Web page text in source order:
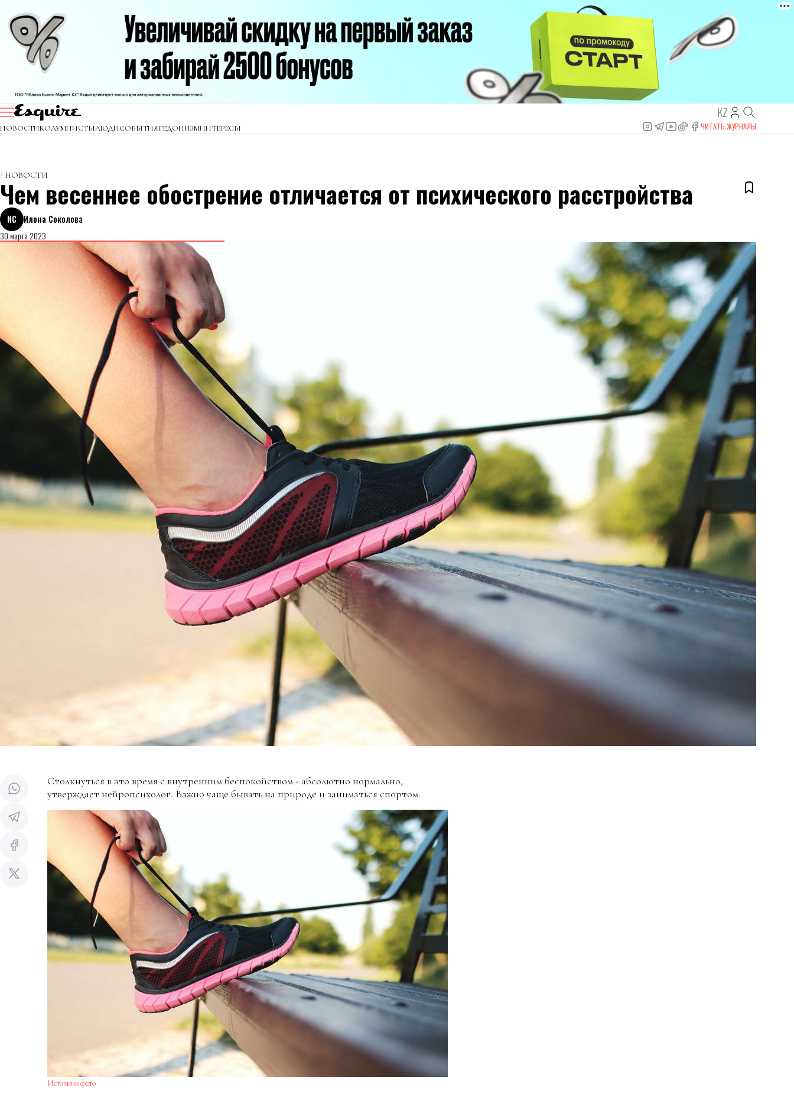
KZ
НОВОСТИКОЛУМНИСТЫЛЮДИСОБЫТИЯГЕДОНИЗМИНТЕРЕСЫ ЧИТАТЬ ЖУРНАЛЫ
НОВОСТИ
Чем весеннее обострение отличается от психического расстройства
ИС
Илона Соколова
30 марта 2023
Столкнуться в это время с внутренним беспокойством - абсолютно нормально,
утверждает нейропсихолог. Важно чаще бывать на природе и заниматься спортом.
Источник фото